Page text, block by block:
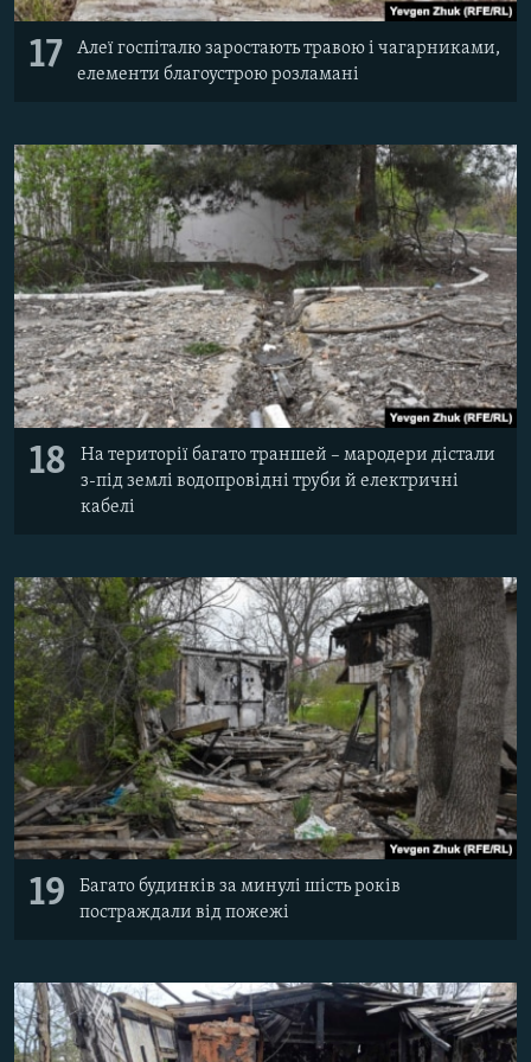
17
Алеї госпіталю заростають травою і чагарниками,
елементи благоустрою розламані
18
На території багато траншей – мародери дістали
з-під землі водопровідні труби й електричні
кабелі
19
Багато будинків за минулі шість років
постраждали від пожежі